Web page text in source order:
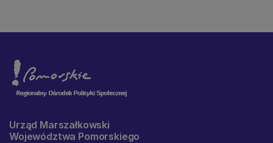
Urząd Marszałkowski
Województwa Pomorskiego